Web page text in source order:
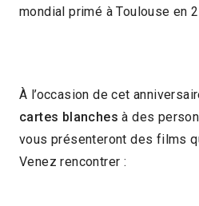
mondial primé à Toulouse en
À l’occasion de cet
cartes blanches à des
vous présenteront des films
Venez rencontrer :